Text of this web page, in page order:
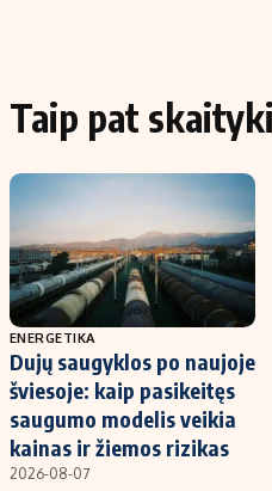
Taip pat
ENERGETIKA
Dujų saugyklos po naujoje
šviesoje: kaip pasikeitęs
saugumo modelis veikia
kainas ir žiemos rizikas
2026-08-07